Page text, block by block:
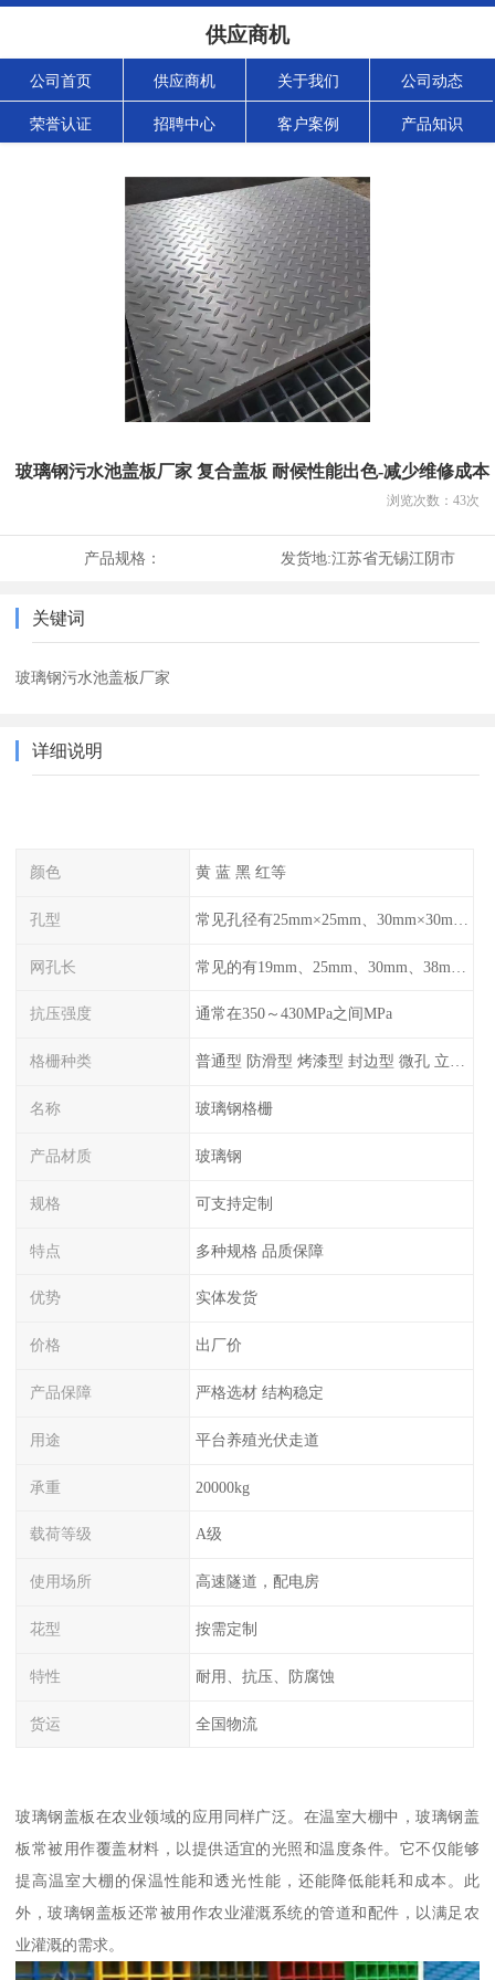
供应商机
公司首页 供应商机 关于我们 公司动态
荣誉认证 招聘中心 客户案例 产品知识
玻璃钢污水池盖板厂家 复合盖板 耐候性能出色-减少维修成本
浏览次数： 43次
产品规格： 发货地:江苏省无锡江阴市
关键词
玻璃钢污水池盖板厂家
详细说明
颜色 黄 蓝 黑 红等
孔型
网孔长
抗压强度 通常在350～430MPa之间MPa
格栅种类 普通型 防滑型 ‌烤漆型 封边型 ‌微孔 立体 加砂覆面型 平面型
名称 玻璃钢格栅
产品材质 玻璃钢
规格 可支持定制
特点 多种规格 品质保障
优势 实体发货
价格 出厂价
产品保障 严格选材 结构稳定
用途 平台养殖光伏走道
承重 20000kg
载荷等级 A级
使用场所 高速隧道，配电房
花型 按需定制
特性 耐用、抗压、防腐蚀
货运 全国物流
玻璃钢盖板在农业领域的应用同样广泛。在温室大棚中，玻璃钢盖
板常被用作覆盖材料，以提供适宜的光照和温度条件。它不仅能够
提高温室大棚的保温性能和透光性能，还能降低能耗和成本。此
外，玻璃钢盖板还常被用作农业灌溉系统的管道和配件，以满足农
业灌溉的需求。